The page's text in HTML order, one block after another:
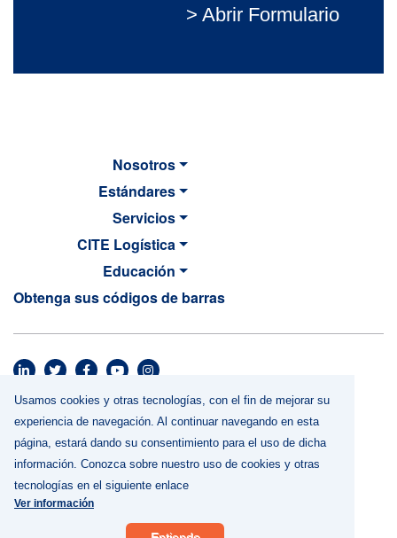
> Abrir Formulario
MAIN NAVIGATION
Nosotros
Estándares
Servicios
CITE Logística
Educación
Obtenga sus códigos de barras
Footer menu
Términos y Condiciones
Política de Privacidad
Uso de cookies y otras tecnologías
Contáctenos
reservados Copyright © GS1 Perú
Usamos cookies y otras tecnologías, con el fin de mejorar su
experiencia de navegación. Al continuar navegando en esta
página, estará dando su consentimiento para el uso de dicha
información. Conozca sobre nuestro uso de cookies y otras
tecnologías en el siguiente enlace
Ver información